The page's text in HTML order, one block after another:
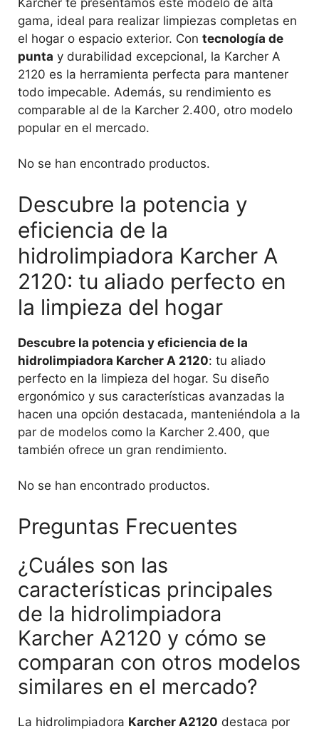
gama, ideal para realizar limpiezas completas en
el hogar o espacio exterior. Con tecnología de
punta y durabilidad excepcional, la Karcher A
2120 es la herramienta perfecta para mantener
todo impecable. Además, su rendimiento es
comparable al de la Karcher 2.400, otro modelo
popular en el mercado.
No se han encontrado productos.
Descubre la potencia y
eficiencia de la
hidrolimpiadora Karcher A
2120: tu aliado perfecto en
la limpieza del hogar
Descubre la potencia y eficiencia de la
hidrolimpiadora Karcher A 2120: tu aliado
perfecto en la limpieza del hogar. Su diseño
ergonómico y sus características avanzadas la
hacen una opción destacada, manteniéndola a la
par de modelos como la Karcher 2.400, que
también ofrece un gran rendimiento.
No se han encontrado productos.
Preguntas Frecuentes
¿Cuáles son las
características principales
de la hidrolimpiadora
Karcher A2120 y cómo se
comparan con otros modelos
similares en el mercado?
La hidrolimpiadora Karcher A2120 destaca por